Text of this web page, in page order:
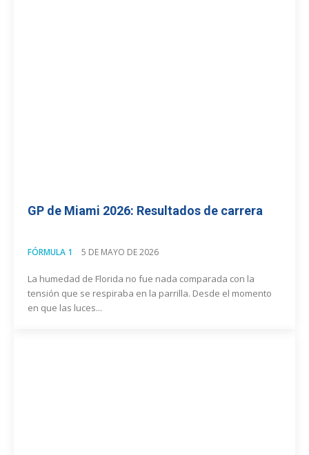
GP de Miami 2026: Resultados de carrera
FÓRMULA 1 5 DE MAYO DE 2026
La humedad de Florida no fue nada comparada con la
tensión que se respiraba en la parrilla. Desde el momento
en que las luces...